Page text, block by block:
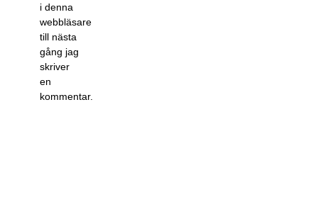
i denna
webbläsare
till nästa
gång jag
skriver
en
kommentar.